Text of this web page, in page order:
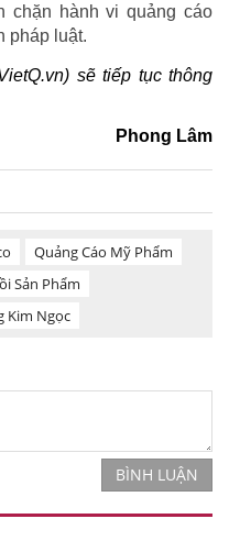
chặn hành vi quảng cáo
pháp luật.
sẽ tiếp tục thông
Phong Lâm
Quảng Cáo Mỹ Phẩm
Sản Phẩm
Kim Ngọc
BÌNH LUẬN